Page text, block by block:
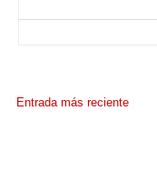
Entrada más reciente